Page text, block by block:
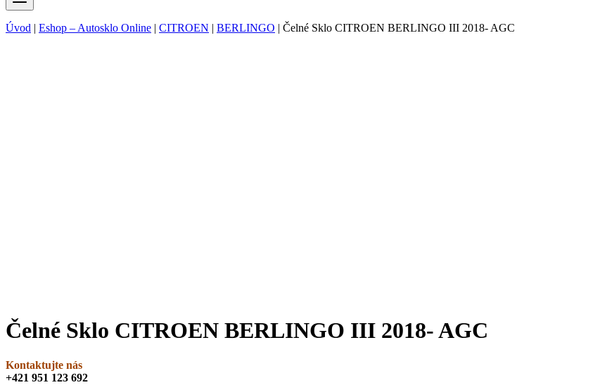
Úvod | Eshop – Autosklo Online | CITROEN | BERLINGO | Čelné Sklo CITROEN BERLINGO III 2018- AGC
Čelné Sklo CITROEN BERLINGO III 2018- AGC
Kontaktujte nás
+421 951 123 692